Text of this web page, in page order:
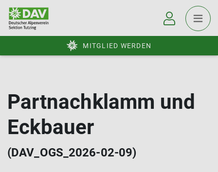
MITGLIED WERDEN
Partnachklamm und
Eckbauer
(DAV_OGS_2026-02-09)